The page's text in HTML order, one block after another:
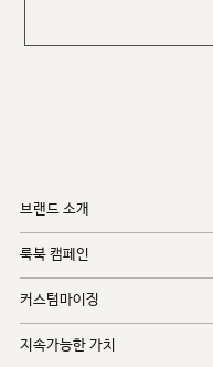
브랜드 소개
룩북 캠페인
커스텀마이징
지속가능한 가치